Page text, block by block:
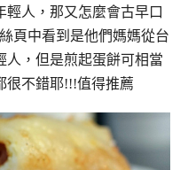
輕人，那又怎麼會古早口
頁中看到是他們媽媽從台
人，但是煎起蛋餅可相當
很不錯耶!!!值得推薦